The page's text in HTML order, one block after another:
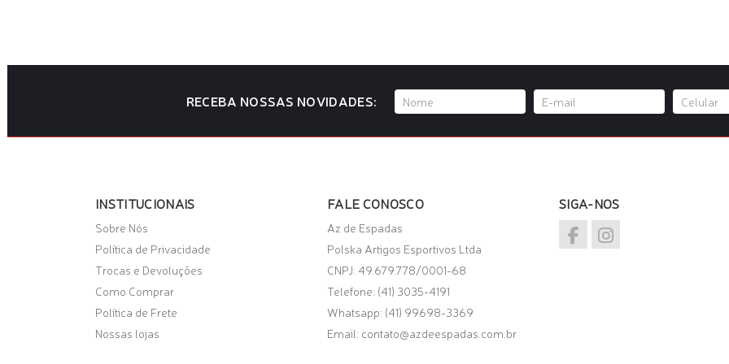
RECEBA NOSSAS NOVIDADES:
INSTITUCIONAIS
Sobre Nós
Política de Privacidade
Trocas e Devoluções
Como Comprar
Política de Frete
Nossas lojas
FALE CONOSCO
Az de Espadas
Polska Artigos Esportivos Ltda
CNPJ: 49.679.778/0001-68
Telefone: (41) 3035-4191
Whatsapp: (41) 99698-3369
Email: contato@azdeespadas.com.br
SIGA-NOS